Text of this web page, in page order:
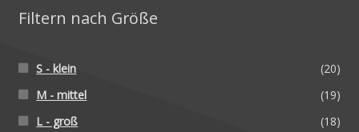
Filtern nach Größe
S - klein
(20)
M - mittel
(19)
L - groß
(18)